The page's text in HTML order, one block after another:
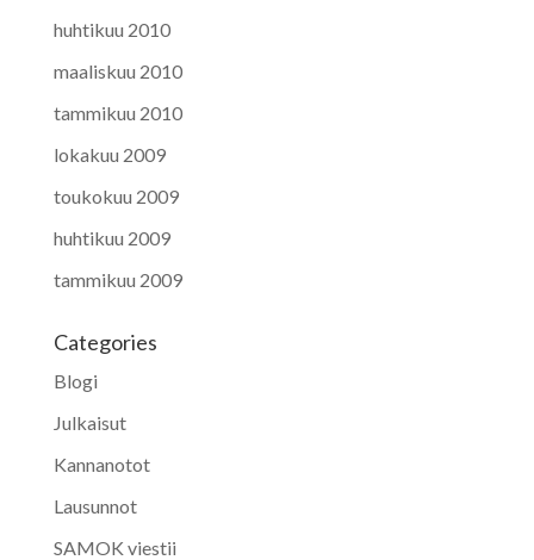
huhtikuu 2010
maaliskuu 2010
tammikuu 2010
lokakuu 2009
toukokuu 2009
huhtikuu 2009
tammikuu 2009
Categories
Blogi
Julkaisut
Kannanotot
Lausunnot
SAMOK viestii